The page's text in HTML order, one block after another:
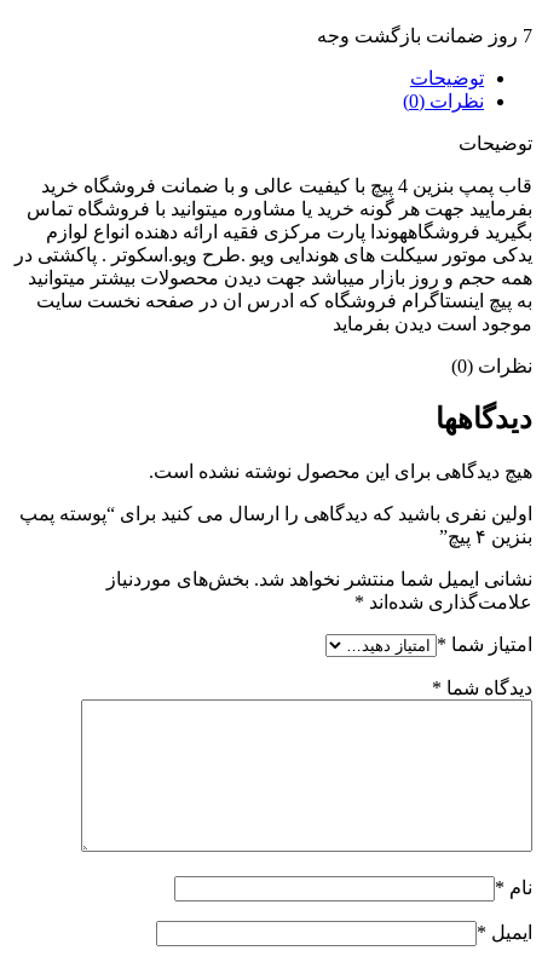
7 روز ضمانت بازگشت وجه
توضیحات
نظرات (0)
توضیحات
قاب پمپ بنزین 4 پیچ با کیفیت عالی و با ضمانت فروشگاه خرید
بفرمایید جهت هر گونه خرید یا مشاوره میتوانید با فروشگاه تماس
بگیرید فروشگاههوندا پارت مرکزی فقیه ارائه دهنده انواع لوازم
یدکی موتور سیکلت های هوندایی ویو .طرح ویو.اسکوتر . پاکشتی در
همه حجم و روز بازار میباشد جهت دیدن محصولات بیشتر میتوانید
به پیچ اینستاگرام فروشگاه که ادرس ان در صفحه نخست سایت
موجود است دیدن بفرماید
نظرات (0)
دیدگاهها
هیچ دیدگاهی برای این محصول نوشته نشده است.
اولین نفری باشید که دیدگاهی را ارسال می کنید برای “پوسته پمپ
بنزین ۴ پیچ”
نشانی ایمیل شما منتشر نخواهد شد. بخش‌های موردنیاز
علامت‌گذاری شده‌اند *
امتیاز شما *
دیدگاه شما *
نام *
ایمیل *